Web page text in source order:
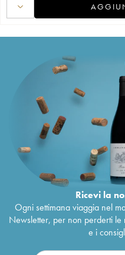
Ricevi la
Ogni settimana viaggia nel
Newsletter, per non perderti le
e i